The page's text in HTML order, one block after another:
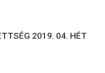
2019. 04. HÉT